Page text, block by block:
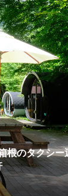
根のタクシー